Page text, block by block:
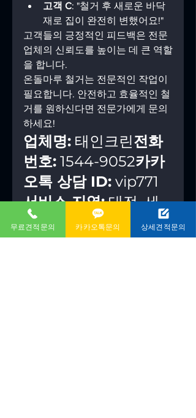
고객 C: "철거 후 새로운 바닥
재로 집이 완전히 변했어요!"
고객들의 긍정적인 피드백은 전문
업체의 신뢰도를 높이는 데 큰 역할
을 합니다.
온돌마루 철거는 전문적인 작업이
필요합니다. 안전하고 효율적인 철
거를 원하신다면 전문가에게 문의
하세요!
업체명: 태인크린전화
번호: 1544-9052카카
오톡 상담 ID: vip771
서비스 지역: 대전, 세
종, 청주, 천안 등 충청
남북권 전역
무료견적문의 카카오톡문의 상세견적문의